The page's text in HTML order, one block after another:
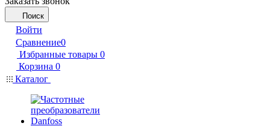
Поиск
Войти
Сравнение0
Избранные товары 0
Корзина 0
Каталог